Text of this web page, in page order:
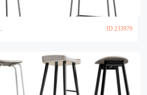
模型 ID:233979